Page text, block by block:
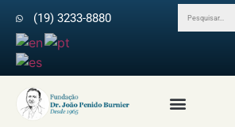
(19) 3233-8880